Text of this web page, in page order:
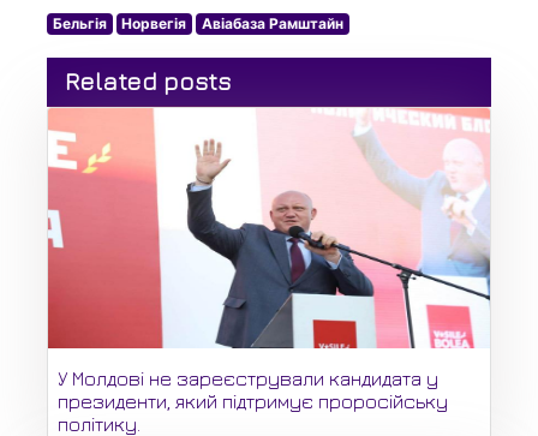
Бельгія Норвегія Авіабаза Рамштайн
Related posts
У Молдові не зареєстрували кандидата у
президенти, який підтримує проросійську
політику.